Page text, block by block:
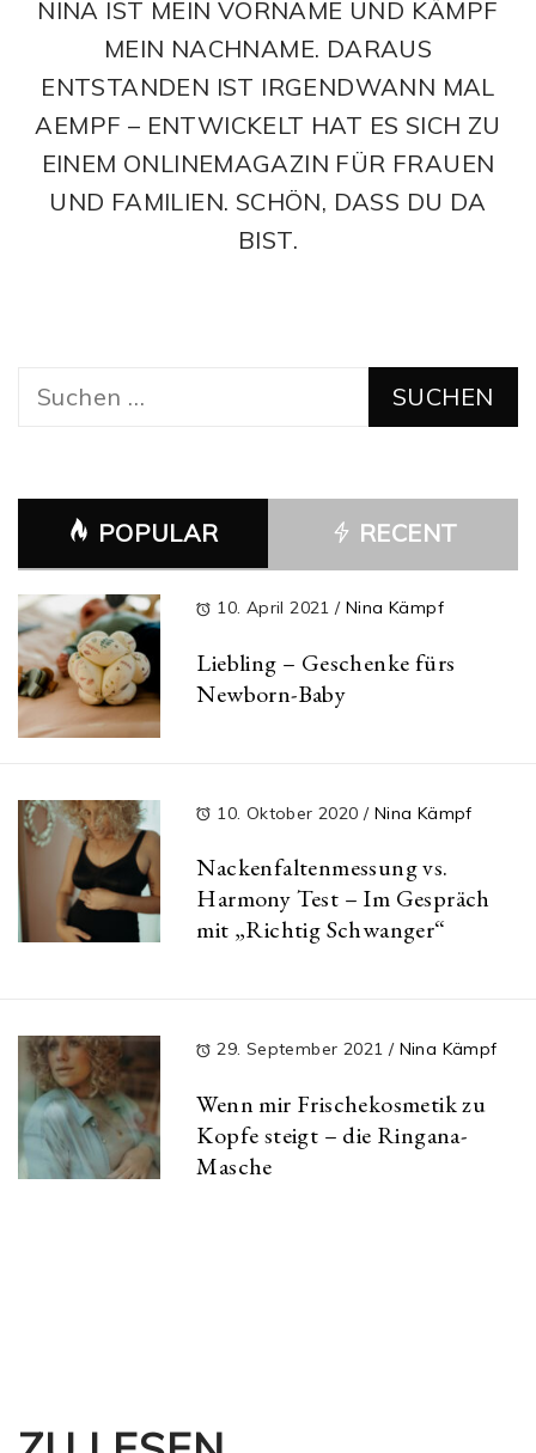
NINA IST MEIN VORNAME UND KÄMPF
MEIN NACHNAME. DARAUS
ENTSTANDEN IST IRGENDWANN MAL
AEMPF – ENTWICKELT HAT ES SICH ZU
EINEM ONLINEMAGAZIN FÜR FRAUEN
UND FAMILIEN. SCHÖN, DASS DU DA
BIST.
Suchen
POPULAR RECENT
10. April 2021/ Nina Kämpf
Liebling – Geschenke fürs
Newborn-Baby
10. Oktober 2020 / Nina Kämpf
Nackenfaltenmessung vs.
Harmony Test – Im Gespräch
mit „Richtig Schwanger“
29. September 2021 / Nina Kämpf
Wenn mir Frischekosmetik zu
Kopfe steigt – die Ringana-
Masche